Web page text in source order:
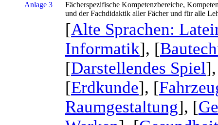
Anlage 3
Fächerspezifische Kompetenzbereiche,
und der Fachdidaktik aller Fächer und für alle
[Alte Sprachen:
Informatik], [
[Darstellendes Spiel
[Erdkunde], [
Raumgestaltung], [